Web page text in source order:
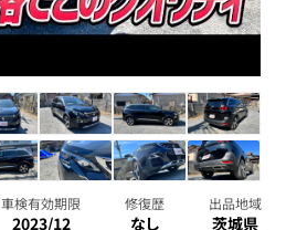
車検有効期限
2023/12
修復歴
なし
出品地域
茨城県